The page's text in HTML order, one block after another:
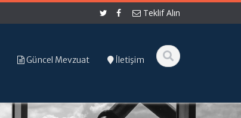
Teklif Alın
Güncel Mevzuat İletişim